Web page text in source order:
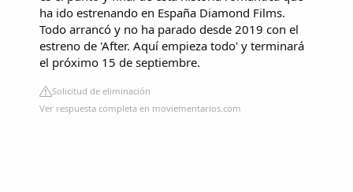
ha ido estrenando en España Diamond Films.
Todo arrancó y no ha parado desde 2019 con el
estreno de 'After. Aquí empieza todo' y terminará
el próximo 15 de septiembre.
Solicitud de eliminación
Ver respuesta completa en moviementarios.com